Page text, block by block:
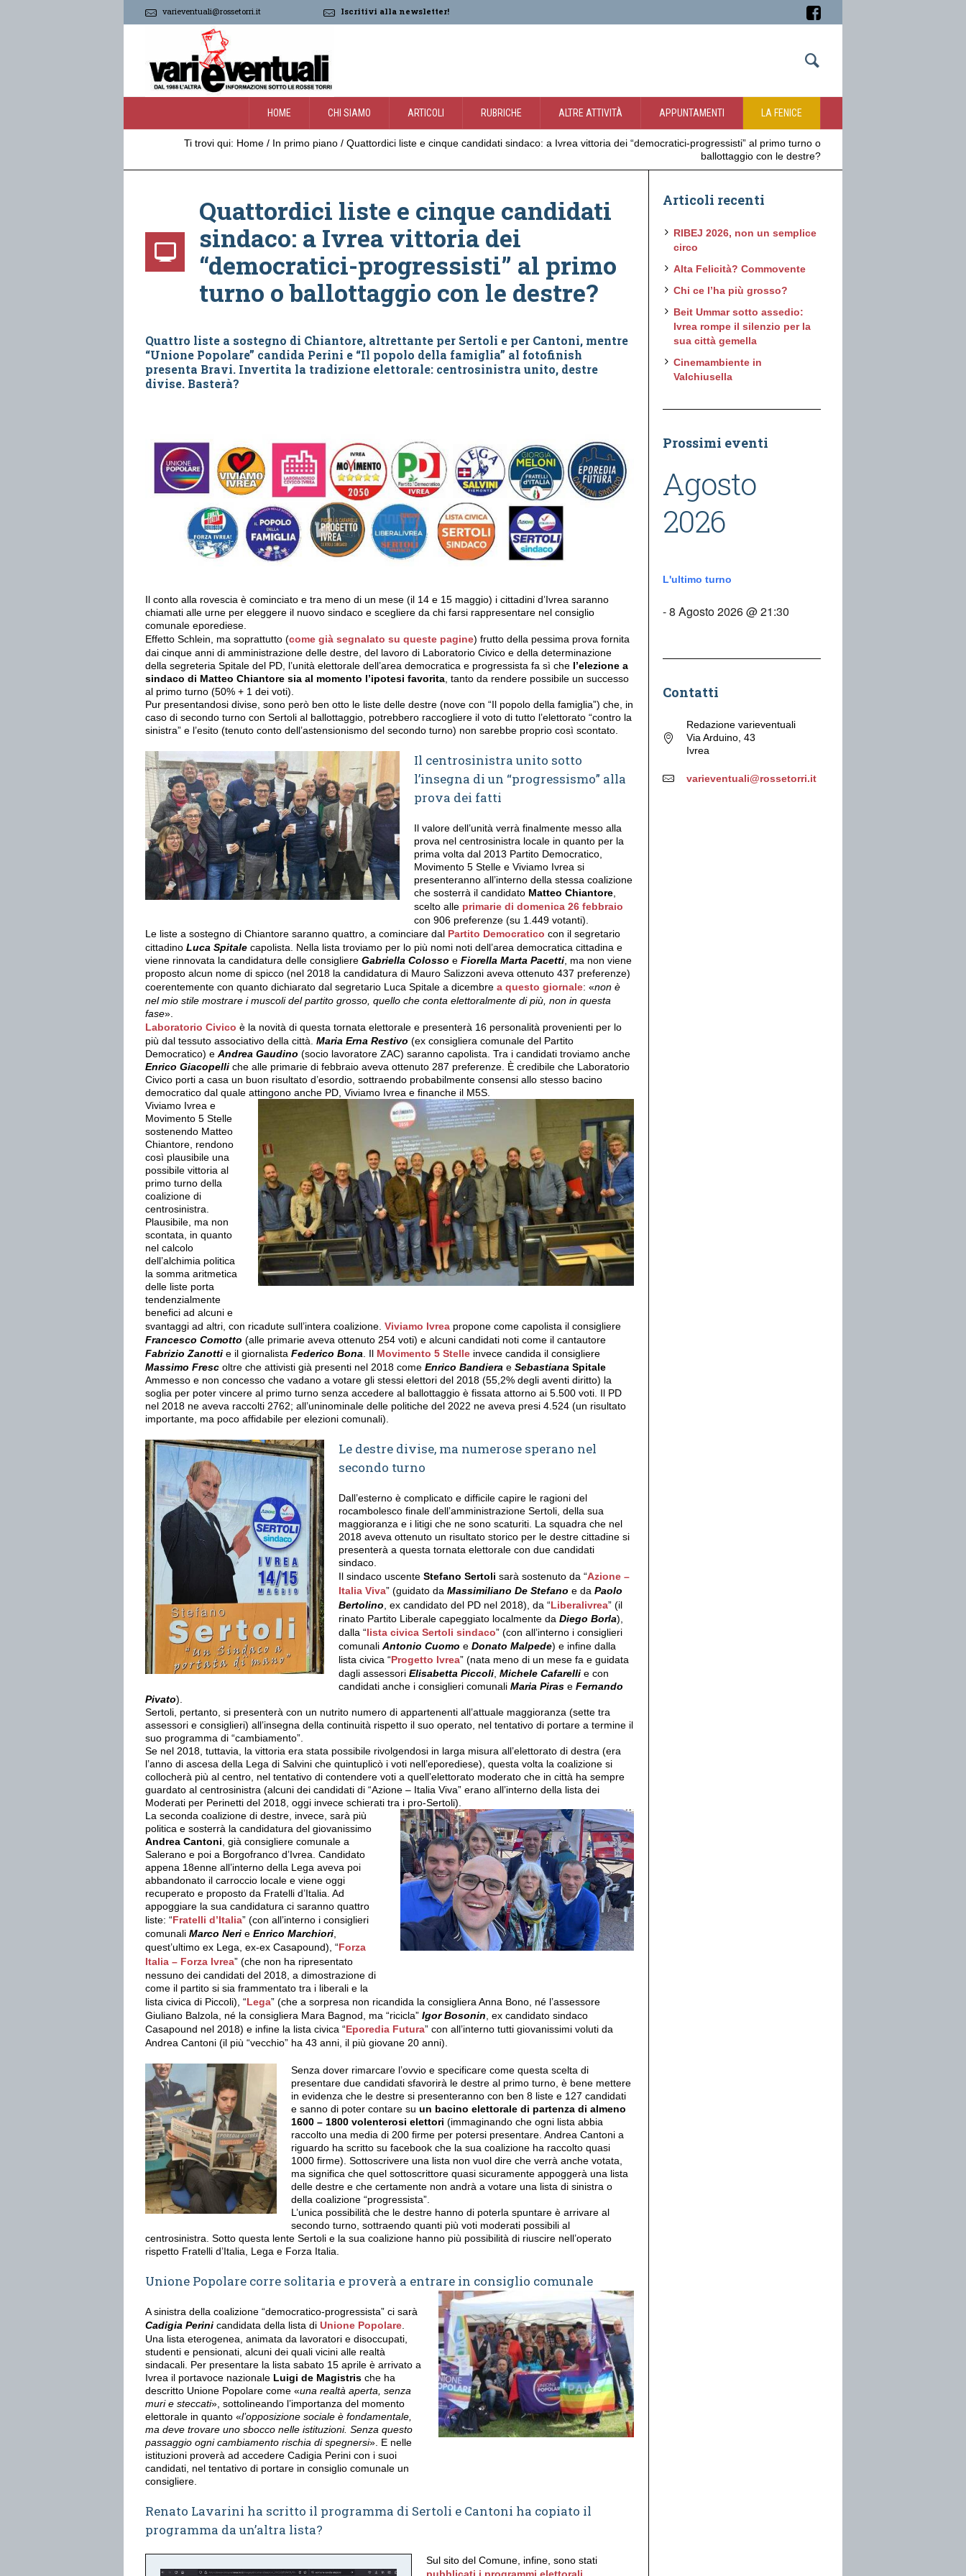
varieventuali@rossetorri.it Iscritivi alla newsletter!
HOME CHI SIAMO ARTICOLI RUBRICHE ALTRE ATTIVITÀ APPUNTAMENTI LA FENICE
Ti trovi qui: Home / In primo piano / Quattordici liste e cinque candidati sindaco: a Ivrea vittoria dei “democratici-progressisti” al primo turno o
ballottaggio con le destre?
Quattordici liste e cinque candidati
sindaco: a Ivrea vittoria dei
“democratici-progressisti” al primo
turno o ballottaggio con le destre?
Quattro liste a sostegno di Chiantore, altrettante per Sertoli e per Cantoni, mentre
“Unione Popolare” candida Perini e “Il popolo della famiglia” al fotofinish
presenta Bravi. Invertita la tradizione elettorale: centrosinistra unito, destre
divise. Basterà?
Il conto alla rovescia è cominciato e tra meno di un mese (il 14 e 15 maggio) i cittadini d’Ivrea saranno
chiamati alle urne per eleggere il nuovo sindaco e scegliere da chi farsi rappresentare nel consiglio
comunale eporediese.
Effetto Schlein, ma soprattutto (come già segnalato su queste pagine) frutto della pessima prova fornita
dai cinque anni di amministrazione delle destre, del lavoro di Laboratorio Civico e della determinazione
della segreteria Spitale del PD, l’unità elettorale dell’area democratica e progressista fa sì che l’elezione a
sindaco di Matteo Chiantore sia al momento l’ipotesi favorita , tanto da rendere possibile un successo
al primo turno (50% + 1 dei voti).
Pur presentandosi divise, sono però ben otto le liste delle destre (nove con “Il popolo della famiglia”) che, in
caso di secondo turno con Sertoli al ballottaggio, potrebbero raccogliere il voto di tutto l’elettorato “contro la
sinistra” e l’esito (tenuto conto dell’astensionismo del secondo turno) non sarebbe proprio così scontato.
Il centrosinistra unito sotto
l’insegna di un “progressismo” alla
prova dei fatti
Il valore dell’unità verrà finalmente messo alla
prova nel centrosinistra locale in quanto per la
prima volta dal 2013 Partito Democratico,
Movimento 5 Stelle e Viviamo Ivrea si
presenteranno all’interno della stessa coalizione
che sosterrà il candidato Matteo Chiantore
scelto alle primarie di domenica 26 febbraio
con 906 preferenze (su 1.449 votanti).
Le liste a sostegno di Chiantore saranno quattro, a cominciare dal Partito Democratico con il segretario
cittadino Luca Spitale capolista. Nella lista troviamo per lo più nomi noti dell’area democratica cittadina e
viene rinnovata la candidatura delle consigliere Gabriella Colosso e Fiorella Marta Pacetti , ma non viene
proposto alcun nome di spicco (nel 2018 la candidatura di Mauro Salizzoni aveva ottenuto 437 preferenze)
coerentemente con quanto dichiarato dal segretario Luca Spitale a dicembre a questo giornale: «non è
nel mio stile mostrare i muscoli del partito grosso, quello che conta elettoralmente di più, non in questa
fase».
Laboratorio Civico è la novità di questa tornata elettorale e presenterà 16 personalità provenienti per lo
più dal tessuto associativo della città. Maria Erna Restivo (ex consigliera comunale del Partito
Democratico) e Andrea Gaudino (socio lavoratore ZAC) saranno capolista. Tra i candidati troviamo anche
Enrico Giacopelli che alle primarie di febbraio aveva ottenuto 287 preferenze. È credibile che Laboratorio
Civico porti a casa un buon risultato d’esordio, sottraendo probabilmente consensi allo stesso bacino
democratico dal quale attingono anche PD, Viviamo Ivrea e finanche il M5S.
Viviamo Ivrea e
Movimento 5 Stelle
sostenendo Matteo
Chiantore, rendono
così plausibile una
possibile vittoria al
primo turno della
coalizione di
centrosinistra.
Plausibile, ma non
scontata, in quanto
nel calcolo
dell’alchimia politica
la somma aritmetica
delle liste porta
tendenzialmente
benefici ad alcuni e
svantaggi ad altri, con ricadute sull’intera coalizione. Viviamo Ivrea propone come capolista il consigliere
Francesco Comotto (alle primarie aveva ottenuto 254 voti) e alcuni candidati noti come il cantautore
Fabrizio Zanotti e il giornalista Federico Bona . Il Movimento 5 Stelle invece candida il consigliere
Massimo Fresc oltre che attivisti già presenti nel 2018 come Enrico Bandiera e Sebastiana Spitale
Ammesso e non concesso che vadano a votare gli stessi elettori del 2018 (55,2% degli aventi diritto) la
soglia per poter vincere al primo turno senza accedere al ballottaggio è fissata attorno ai 5.500 voti. Il PD
nel 2018 ne aveva raccolti 2762; all’uninominale delle politiche del 2022 ne aveva presi 4.524 (un risultato
importante, ma poco affidabile per elezioni comunali).
Le destre divise, ma numerose sperano nel
secondo turno
Dall’esterno è complicato e difficile capire le ragioni del
rocambolesco finale dell’amministrazione Sertoli, della sua
maggioranza e i litigi che ne sono scaturiti. La squadra che nel
2018 aveva ottenuto un risultato storico per le destre cittadine si
presenterà a questa tornata elettorale con due candidati
sindaco.
Il sindaco uscente Stefano Sertoli sarà sostenuto da “Azione –
Italia Viva” (guidato da Massimiliano De Stefano e da Paolo
Bertolino , ex candidato del PD nel 2018), da “Liberalivrea” (il
rinato Partito Liberale capeggiato localmente da Diego Borla),
dalla “lista civica Sertoli sindaco” (con all’interno i consiglieri
comunali Antonio Cuomo e Donato Malpede) e infine dalla
lista civica “Progetto Ivrea” (nata meno di un mese fa e guidata
dagli assessori Elisabetta Piccoli Michele Cafarelli e con
candidati anche i consiglieri comunali Maria Piras e Fernando
Pivato).
Sertoli, pertanto, si presenterà con un nutrito numero di appartenenti all’attuale maggioranza (sette tra
assessori e consiglieri) all’insegna della continuità rispetto il suo operato, nel tentativo di portare a termine il
suo programma di “cambiamento”.
Se nel 2018, tuttavia, la vittoria era stata possibile rivolgendosi in larga misura all’elettorato di destra (era
l’anno di ascesa della Lega di Salvini che quintuplicò i voti nell’eporediese), questa volta la coalizione si
collocherà più al centro, nel tentativo di contendere voti a quell’elettorato moderato che in città ha sempre
guardato al centrosinistra (alcuni dei candidati di “Azione – Italia Viva” erano all’interno della lista dei
Moderati per Perinetti del 2018, oggi invece schierati tra i pro-Sertoli).
La seconda coalizione di destre, invece, sarà più
politica e sosterrà la candidatura del giovanissimo
Andrea Cantoni , già consigliere comunale a
Salerano e poi a Borgofranco d’Ivrea. Candidato
appena 18enne all’interno della Lega aveva poi
abbandonato il carroccio locale e viene oggi
recuperato e proposto da Fratelli d’Italia. Ad
appoggiare la sua candidatura ci saranno quattro
liste: “Fratelli d’Italia” (con all’interno i consiglieri
comunali Marco Neri e Enrico Marchiori
quest’ultimo ex Lega, ex-ex Casapound), “Forza
Italia – Forza Ivrea” (che non ha ripresentato
nessuno dei candidati del 2018, a dimostrazione di
come il partito si sia frammentato tra i liberali e la
lista civica di Piccoli), “Lega” (che a sorpresa non ricandida la consigliera Anna Bono, né l’assessore
Giuliano Balzola, né la consigliera Mara Bagnod, ma “ricicla” Igor Bosonin , ex candidato sindaco
Casapound nel 2018) e infine la lista civica “Eporedia Futura” con all’interno tutti giovanissimi voluti da
Andrea Cantoni (il più “vecchio” ha 43 anni, il più giovane 20 anni).
Senza dover rimarcare l’ovvio e specificare come questa scelta di
presentare due candidati sfavorirà le destre al primo turno, è bene mettere
in evidenza che le destre si presenteranno con ben 8 liste e 127 candidati
e sanno di poter contare su un bacino elettorale di partenza di almeno
1600 – 1800 volenterosi elettori (immaginando che ogni lista abbia
raccolto una media di 200 firme per potersi presentare. Andrea Cantoni a
riguardo ha scritto su facebook che la sua coalizione ha raccolto quasi
1000 firme). Sottoscrivere una lista non vuol dire che verrà anche votata,
ma significa che quel sottoscrittore quasi sicuramente appoggerà una lista
delle destre e che certamente non andrà a votare una lista di sinistra o
della coalizione “progressista”.
L’unica possibilità che le destre hanno di poterla spuntare è arrivare al
secondo turno, sottraendo quanti più voti moderati possibili al
centrosinistra. Sotto questa lente Sertoli e la sua coalizione hanno più possibilità di riuscire nell’operato
rispetto Fratelli d’Italia, Lega e Forza Italia.
Unione Popolare corre solitaria e proverà a entrare in consiglio comunale
A sinistra della coalizione “democratico-progressista” ci sarà
Cadigia Perini candidata della lista di Unione Popolare
Una lista eterogenea, animata da lavoratori e disoccupati,
studenti e pensionati, alcuni dei quali vicini alle realtà
sindacali. Per presentare la lista sabato 15 aprile è arrivato a
Ivrea il portavoce nazionale Luigi de Magistris che ha
descritto Unione Popolare come «una realtà aperta, senza
muri e steccati», sottolineando l’importanza del momento
elettorale in quanto «l’opposizione sociale è fondamentale,
ma deve trovare uno sbocco nelle istituzioni. Senza questo
passaggio ogni cambiamento rischia di spegnersi». E nelle
istituzioni proverà ad accedere Cadigia Perini con i suoi
candidati, nel tentativo di portare in consiglio comunale un
consigliere.
Renato Lavarini ha scritto il programma di Sertoli e Cantoni ha copiato il
programma da un’altra lista?
Sul sito del Comune, infine, sono stati
Articoli recenti
RIBEJ 2026, non un semplice
circo
Alta Felicità? Commovente
Chi ce l’ha più grosso?
Beit Ummar sotto assedio:
Ivrea rompe il silenzio per la
sua città gemella
Cinemambiente in
Valchiusella
Prossimi eventi
Agosto
2026
L'ultimo turno
- 8 Agosto 2026 @ 21:30
Contatti
Redazione varieventuali
Via Arduino, 43
Ivrea
varieventuali@rossetorri.it